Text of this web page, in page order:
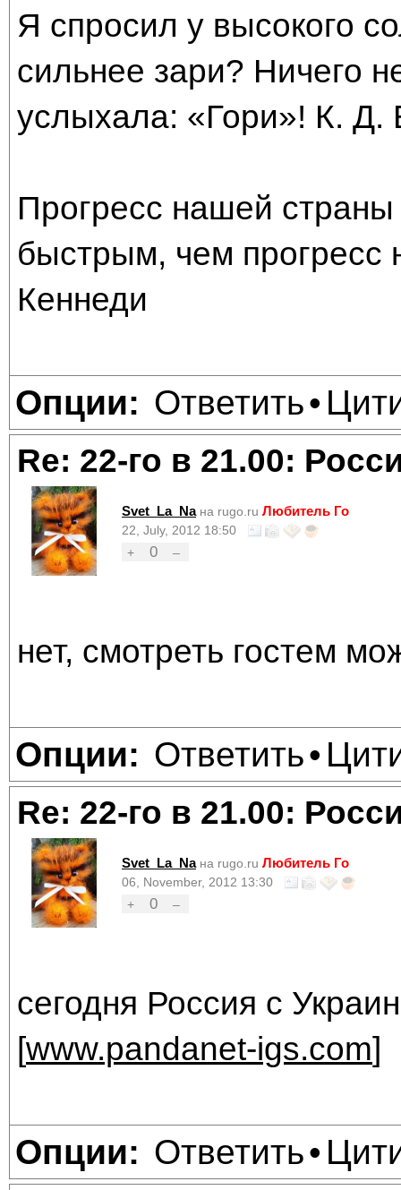
Я спросил у высокого
сильнее зари? Ничего
услыхала: «Гори»! К. Д.
Прогресс нашей
быстрым, чем прогресс
Кеннеди
Опции: Ответить•
Re: 22-го в 21.00:
Svet_La_Na на rugo.ru Любитель Го
22, July, 2012 18:50
+
0 –
нет, смотреть гостем
Опции: Ответить•
Re: 22-го в 21.00:
Svet_La_Na на rugo.ru Любитель Го
06, November, 2012 13:30
+
0 –
сегодня Россия с
[www.pandanet-igs.com]
Опции: Ответить•